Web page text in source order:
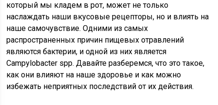
который мы кладем в рот, может не только
наслаждать наши вкусовые рецепторы, но и влиять на
наше самочувствие. Одними из самых
распространенных причин пищевых отравлений
являются бактерии, и одной из них является
Campylobacter spp. Давайте разберемся, что это такое,
как они влияют на наше здоровье и как можно
избежать неприятных последствий от их действия.